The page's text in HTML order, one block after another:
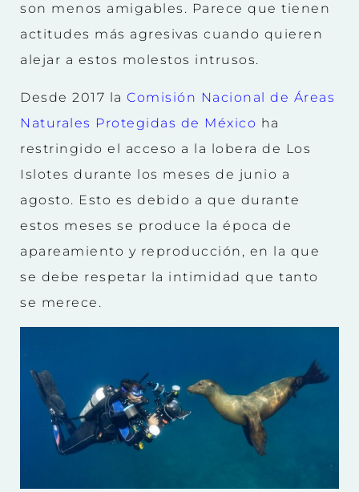
son menos amigables. Parece que tienen
actitudes más agresivas cuando quieren
alejar a estos molestos intrusos.
Desde 2017 la Comisión Nacional de Áreas
Naturales Protegidas de México ha
restringido el acceso a la lobera de Los
Islotes durante los meses de junio a
agosto. Esto es debido a que durante
estos meses se produce la época de
apareamiento y reproducción, en la que
se debe respetar la intimidad que tanto
se merece.